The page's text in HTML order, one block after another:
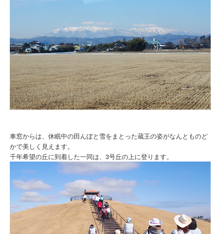
車窓からは、休眠中の田んぼと雪をまとった蔵王の姿がなんとものど
かで美しく見えます。
千年希望の丘に到着した一同は、3号丘の上に登ります。